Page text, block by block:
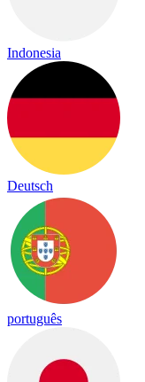
Indonesia
Deutsch
português